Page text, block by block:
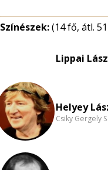
Színészek:(14 fő, átl.
Lippai
Helyey
Csiky Gergely